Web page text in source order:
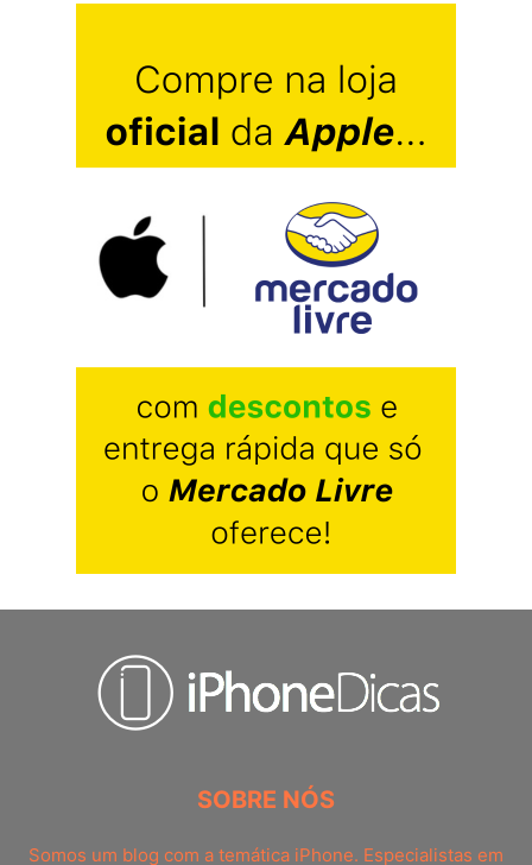
SOBRE NÓS
Somos um blog com a temática iPhone. Especialistas em